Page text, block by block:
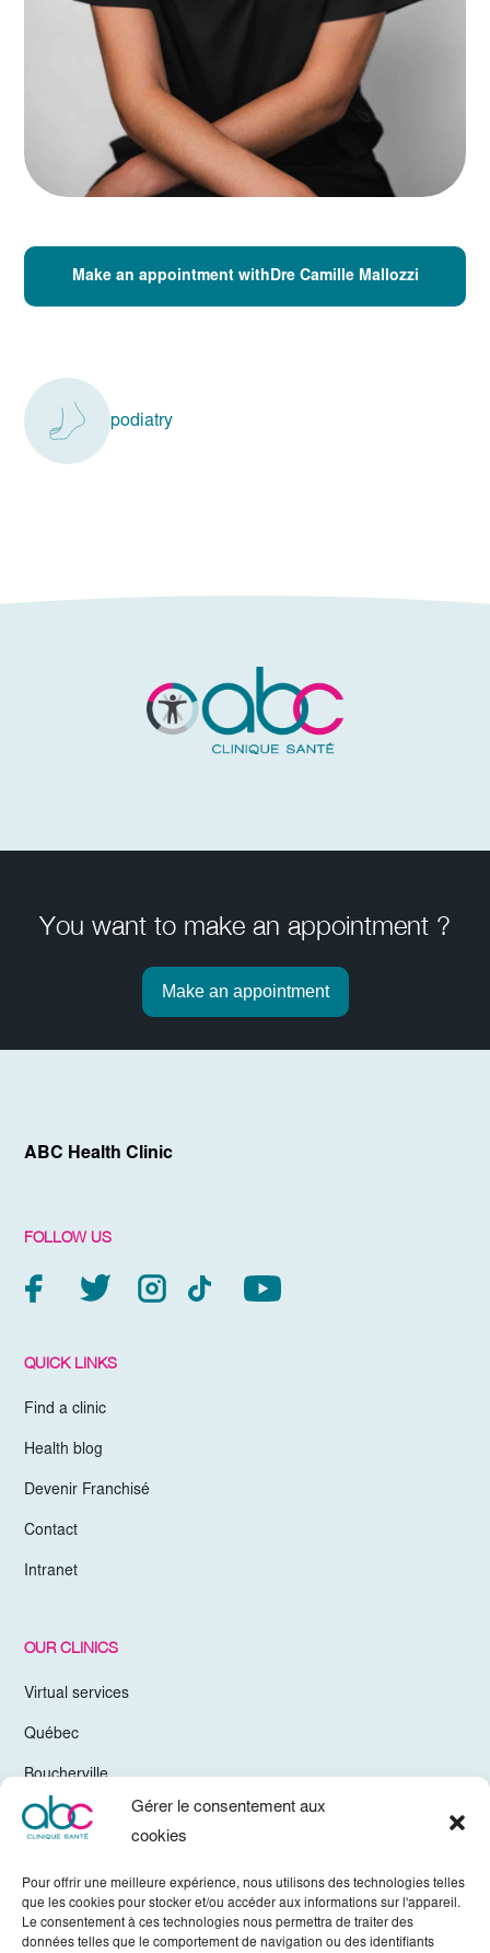
Gérer le consentement aux
cookies
Pour offrir une meilleure expérience, nous utilisons des technologies telles
que les cookies pour stocker et/ou accéder aux informations sur l'appareil.
Le consentement à ces technologies nous permettra de traiter des
données telles que le comportement de navigation ou des identifiants
Make an appointment withDre Camille Mallozzi
podiatry
You want to make an appointment ?
Make an appointment
ABC Health Clinic
FOLLOW US
QUICK LINKS
Find a clinic
Health blog
Devenir Franchisé
Contact
Intranet
OUR CLINICS
Virtual services
Québec
Boucherville
Trois-Rivières
Valleyfield
Mirabel